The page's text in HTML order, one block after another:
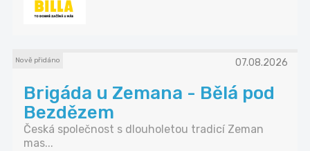
Nově přidáno 07.08.2026
Brigáda u Zemana - Bělá pod
Bezdězem
Česká společnost s dlouholetou tradicí Zeman
mas...